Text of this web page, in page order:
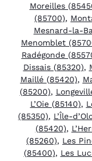
Moreilles
(85700),
Mesnard-la-
Menomblet
Radégonde
Dissais (85320),
Maillé (85420),
(85200),
L’Oie (85140),
(85350), L’Île-
(85420),
(85260), Les
(85400), Les